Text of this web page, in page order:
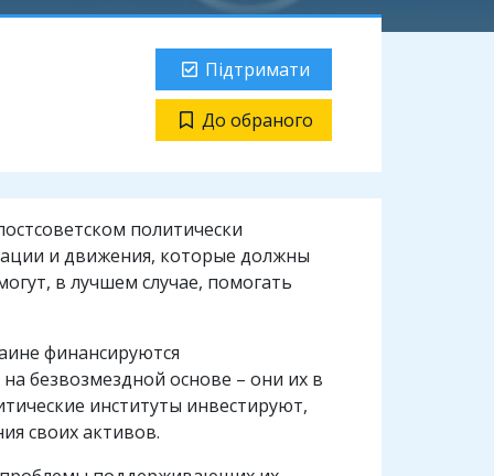
Підтримати
До обраного
политически
и движения, которые должны
в лучшем случае, помогать
финансируются
безвозмездной основе – они их в
институты инвестируют,
своих активов.